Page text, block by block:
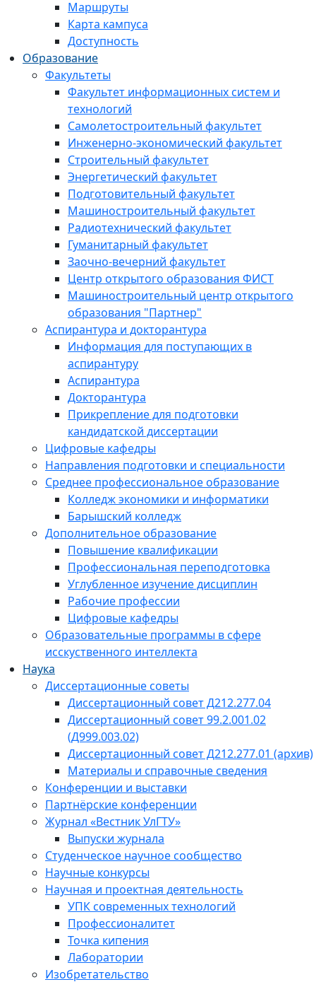
Маршруты
Карта кампуса
Доступность
Образование
Факультеты
Факультет информационных систем и
технологий
Самолетостроительный факультет
Инженерно-экономический факультет
Строительный факультет
Энергетический факультет
Подготовительный факультет
Машиностроительный факультет
Радиотехнический факультет
Гуманитарный факультет
Заочно-вечерний факультет
Центр открытого образования ФИСТ
Машиностроительный центр открытого
образования "Партнер"
Аспирантура и докторантура
Информация для поступающих в
аспирантуру
Аспирантура
Докторантура
Прикрепление для подготовки
кандидатской диссертации
Цифровые кафедры
Направления подготовки и специальности
Среднее профессиональное образование
Колледж экономики и информатики
Барышский колледж
Дополнительное образование
Повышение квалификации
Профессиональная переподготовка
Углубленное изучение дисциплин
Рабочие профессии
Цифровые кафедры
Образовательные программы в сфере
исскуственного интеллекта
Наука
Диссертационные советы
Диссертационный совет Д212.277.04
Диссертационный совет 99.2.001.02
(Д999.003.02)
Диссертационный совет Д212.277.01 (архив)
Материалы и справочные сведения
Конференции и выставки
Партнёрские конференции
Журнал «Вестник УлГТУ»
Выпуски журнала
Студенческое научное сообщество
Научные конкурсы
Научная и проектная деятельность
УПК современных технологий
Профессионалитет
Точка кипения
Лаборатории
Изобретательство